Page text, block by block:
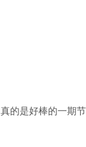
的是好棒的一期